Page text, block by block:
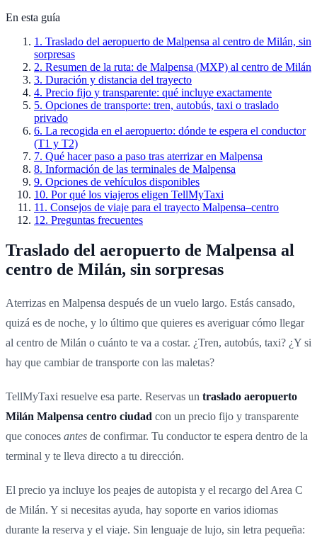
En esta guía
1 . Traslado del aeropuerto de Malpensa al centro de Milán, sin
sorpresas
2. Resumen de la ruta: de Malpensa (MXP) al centro de Milán
3. Duración y distancia del trayecto
4. Precio fijo y transparente: qué incluye exactamente
5. Opciones de transporte: tren, autobús, taxi o traslado
privado
6. La recogida en el aeropuerto: dónde te espera el conductor
(T1 y T2)
7. Qué hacer paso a paso tras aterrizar en Malpensa
8. Información de las terminales de Malpensa
9. Opciones de vehículos disponibles
10. Por qué los viajeros eligen TellMyTaxi
11 . Consejos de viaje para el trayecto Malpensa–centro
12. Preguntas frecuentes
Traslado del aeropuerto de Malpensa al
centro de Milán, sin sorpresas
Aterrizas en Malpensa después de un vuelo largo. Estás cansado,
quizá es de noche, y lo último que quieres es averiguar cómo llegar
al centro de Milán o cuánto te va a costar. ¿Tren, autobús, taxi? ¿Y si
hay que cambiar de transporte con las maletas?
TellMyTaxi resuelve esa parte. Reservas un traslado aeropuerto
Milán Malpensa centro ciudad con un precio fijo y transparente
que conoces antes de confirmar. Tu conductor te espera dentro de la
terminal y te lleva directo a tu dirección.
El precio ya incluye los peajes de autopista y el recargo del Area C
de Milán. Y si necesitas ayuda, hay soporte en varios idiomas
durante la reserva y el viaje. Sin lenguaje de lujo, sin letra pequeña: